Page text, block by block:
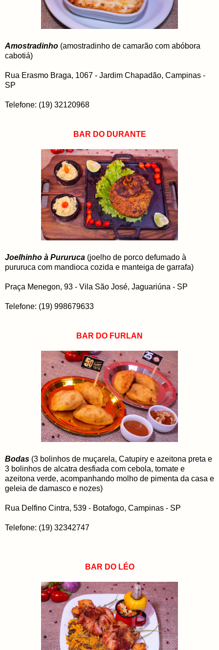
Amostradinho (amostradinho de camarão com abóbora
cabotiá)
Rua Erasmo Braga, 1067 - Jardim Chapadão, Campinas -
SP
Telefone: (19) 32120968
BAR DO DURANTE
Joelhinho à Pururuca (joelho de porco defumado à
pururuca com mandioca cozida e manteiga de garrafa)
Praça Menegon, 93 - Vila São José, Jaguariúna - SP
Telefone: (19) 998679633
BAR DO FURLAN
Bodas (3 bolinhos de muçarela, Catupiry e azeitona preta e
3 bolinhos de alcatra desfiada com cebola, tomate e
azeitona verde, acompanhando molho de pimenta da casa e
geleia de damasco e nozes)
Rua Delfino Cintra, 539 - Botafogo, Campinas - SP
Telefone: (19) 32342747
BAR DO LÉO